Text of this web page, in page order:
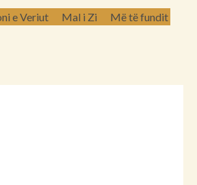
e Veriut Mal i Zi Më të fundit